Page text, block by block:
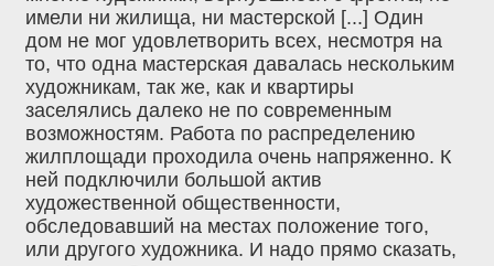
имели ни жилища, ни мастерской [...] Один
дом не мог удовлетворить всех, несмотря на
то, что одна мастерская давалась нескольким
художникам, так же, как и квартиры
заселялись далеко не по современным
возможностям. Работа по распределению
жилплощади проходила очень напряженно. К
ней подключили большой актив
художественной общественности,
обследовавший на местах положение того,
или другого художника. И надо прямо сказать,